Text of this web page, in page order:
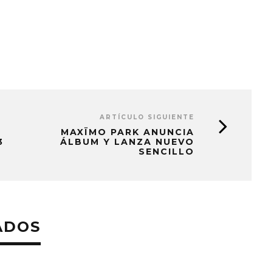
ARTÍCULO SIGUIENTE
MAXÏMO PARK ANUNCIA
ÁLBUM Y LANZA NUEVO
SENCILLO